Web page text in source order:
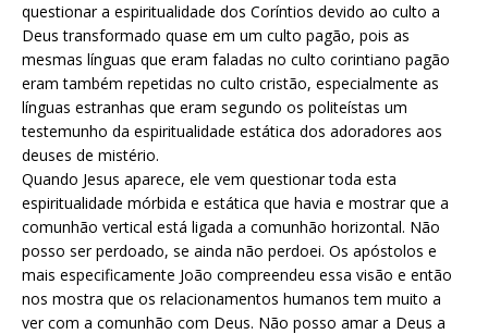
questionar a espiritualidade dos Coríntios devido ao culto a
Deus transformado quase em um culto pagão, pois as
mesmas línguas que eram faladas no culto corintiano pagão
eram também repetidas no culto cristão, especialmente as
línguas estranhas que eram segundo os politeístas um
testemunho da espiritualidade estática dos adoradores aos
deuses de mistério.
Quando Jesus aparece, ele vem questionar toda esta
espiritualidade mórbida e estática que havia e mostrar que a
comunhão vertical está ligada a comunhão horizontal. Não
posso ser perdoado, se ainda não perdoei. Os apóstolos e
mais especificamente João compreendeu essa visão e então
nos mostra que os relacionamentos humanos tem muito a
ver com a comunhão com Deus. Não posso amar a Deus a